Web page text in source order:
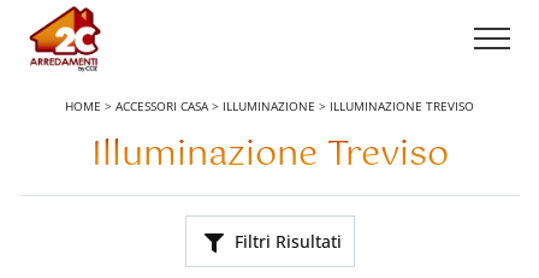
HOME > ACCESSORI CASA> ILLUMINAZIONE > ILLUMINAZIONE TREVISO
Illuminazione Treviso
Filtri Risultati